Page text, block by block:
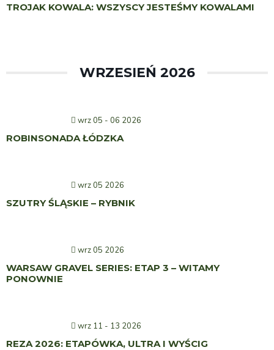
TROJAK KOWALA: WSZYSCY JESTEŚMY KOWALAMI
WRZESIEŃ 2026
wrz 05 - 06 2026
ROBINSONADA ŁÓDZKA
wrz 05 2026
SZUTRY ŚLĄSKIE – RYBNIK
wrz 05 2026
WARSAW GRAVEL SERIES: ETAP 3 – WITAMY
PONOWNIE
wrz 11 - 13 2026
REZA 2026: ETAPÓWKA, ULTRA I WYŚCIG